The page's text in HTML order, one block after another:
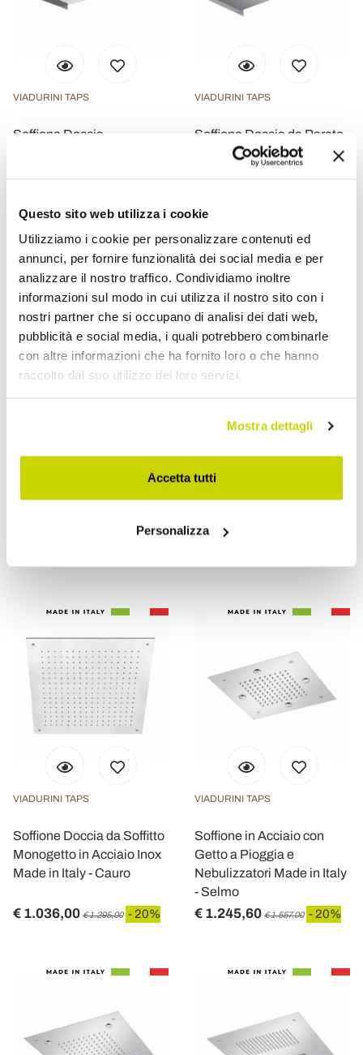
Questo sito web utilizza i cookie
Utilizziamo i cookie per personalizzare contenuti ed
annunci, per fornire funzionalità dei social media e per
analizzare il nostro traffico. Condividiamo inoltre
informazioni sul modo in cui utilizza il nostro sito con i
nostri partner che si occupano di analisi dei dati web,
pubblicità e social media, i quali potrebbero combinarle
con altre informazioni che ha fornito loro o che hanno
raccolto dal suo utilizzo dei loro servizi.
Mostra dettagli
Accetta tutti
Personalizza
VIADURINI TAPS
Soffione Doccia
€ 1.494,40 € 1.868,00 - 20%
VIADURINI TAPS
Soffione Doccia da Parete
con Getto a Doccia e
Cascata Made in Italy -
€ 1.245,60
VIADURINI TAPS VIADURINI TAPS
Made in Italy - Elcan
VIADURINI TAPS
Soffione Doccia da Soffitto
Monogetto in Acciaio Inox
Made in Italy - Cauro
€ 1.036,00 € 1.295,00 - 20%
VIADURINI TAPS
Soffione in Acciaio con
Getto a Pioggia e
Nebulizzatori Made in Italy
- Selmo
€ 1.245,60 € 1.557,00 - 20%